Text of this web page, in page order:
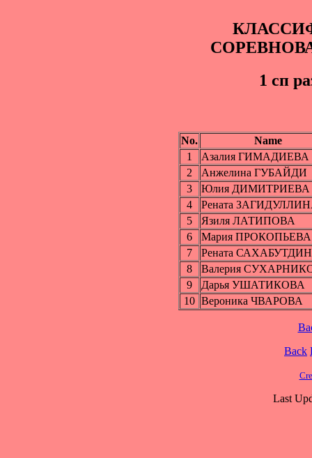
1 cп
No.
Name
1
Азалия ГИМАДИЕВА
2
Анжелина ГУБАЙДИ
3
Юлия ДИМИТРИЕВА
4
Рената
5
Язиля ЛАТИПОВА
6
Мария ПРОКОПЬЕВА
7
Рената
8
Валерия
9
Дарья УШАТИКОВА
10 Вероника ЧВАРОВА
Back
Last